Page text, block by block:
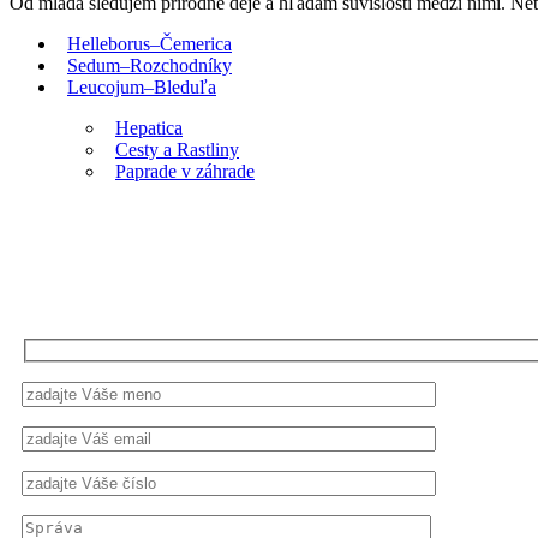
Helleborus–Čemerica
Sedum–Rozchodníky
Leucojum–Bleduľa
Hepatica
Cesty a Rastliny
Paprade v záhrade